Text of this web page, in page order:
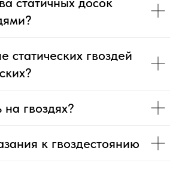
статических гвоздей
на гвоздях?
к гвоздестоянию